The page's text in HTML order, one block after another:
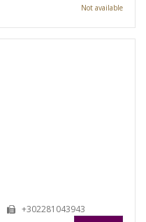
Not available
+302281043943